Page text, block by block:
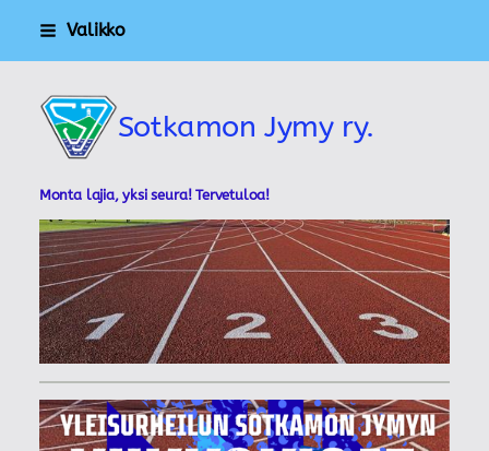
Siirry
Valikko
Sotkamon Jymy ry.
Monta lajia, yksi seura! Tervetuloa!